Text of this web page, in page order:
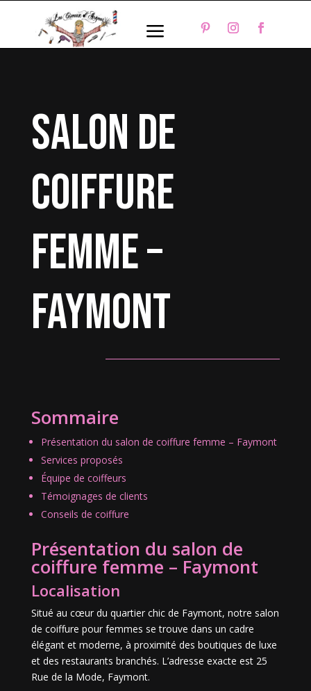
a
salon de
coiffure
femme –
Faymont
Sommaire
Présentation du salon de coiffure femme – Faymont
Services proposés
Équipe de coiffeurs
Témoignages de clients
Conseils de coiffure
Présentation du salon de
coiffure femme – Faymont
Localisation
Situé au cœur du quartier chic de Faymont, notre salon
de coiffure pour femmes se trouve dans un cadre
élégant et moderne, à proximité des boutiques de luxe
et des restaurants branchés. L’adresse exacte est 25
Rue de la Mode, Faymont.